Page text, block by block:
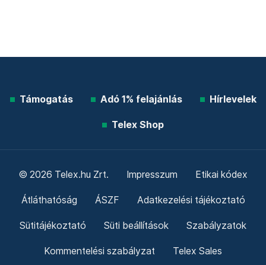
Támogatás Adó 1% felajánlás Hírlevelek
Telex Shop
© 2026 Telex.hu Zrt. Impresszum Etikai kódex
Átláthatóság ÁSZF Adatkezelési tájékoztató
Sütitájékoztató Süti beállítások Szabályzatok
Kommentelési szabályzat Telex Sales